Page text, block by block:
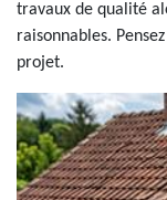
travaux de qualité
raisonnables.
projet.